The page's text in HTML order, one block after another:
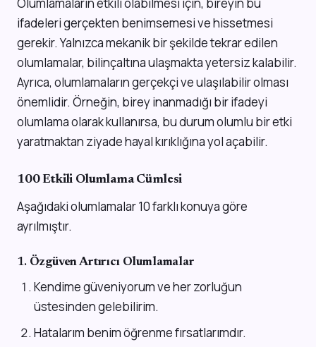
ifadeleri gerçekten benimsemesi ve hissetmesi
gerekir. Yalnızca mekanik bir şekilde tekrar edilen
olumlamalar, bilinçaltına ulaşmakta yetersiz kalabilir.
Ayrıca, olumlamaların gerçekçi ve ulaşılabilir olması
önemlidir. Örneğin, birey inanmadığı bir ifadeyi
olumlama olarak kullanırsa, bu durum olumlu bir etki
yaratmaktan ziyade hayal kırıklığına yol açabilir.
100 Etkili Olumlama Cümlesi
Aşağıdaki olumlamalar 10 farklı konuya göre
ayrılmıştır.
1. Özgüven Artırıcı Olumlamalar
Kendime güveniyorum ve her zorluğun
üstesinden gelebilirim.
Hatalarım benim öğrenme fırsatlarımdır.